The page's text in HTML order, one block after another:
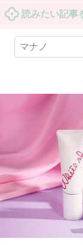
読みたい記事